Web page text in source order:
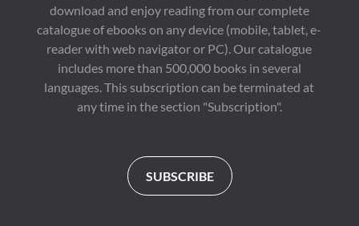
download and enjoy reading from our complete
catalogue of ebooks on any device (mobile, tablet, e-
reader with web navigator or PC). Our catalogue
includes more than 500,000 books in several
languages. This subscription can be terminated at
any time in the section "Subscription".
SUBSCRIBE